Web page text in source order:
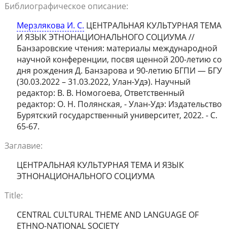
Библиографическое описание:
Мерзлякова И. С. ЦЕНТРАЛЬНАЯ КУЛЬТУРНАЯ ТЕМА
И ЯЗЫК ЭТНОНАЦИОНАЛЬНОГО СОЦИУМА //
Банзаровские чтения: материалы международной
научной конференции, посвя щенной 200-летию со
дня рождения Д. Банзарова и 90-летию БГПИ — БГУ
(30.03.2022 – 31.03.2022, Улан-Удэ). Научный
редактор: В. В. Номогоева, Ответственный
редактор: О. Н. Полянская, - Улан-Удэ: Издательство
Бурятский государственный университет, 2022. - С.
65-67.
Заглавие:
ЦЕНТРАЛЬНАЯ КУЛЬТУРНАЯ ТЕМА И ЯЗЫК
ЭТНОНАЦИОНАЛЬНОГО СОЦИУМА
Title:
CENTRAL CULTURAL THEME AND LANGUAGE OF
ETHNO-NATIONAL SOCIETY